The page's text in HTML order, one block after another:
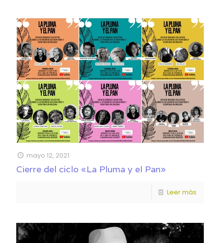
mayo 12, 2021
Cierre del ciclo «La Pluma y el Pan»
Leer más